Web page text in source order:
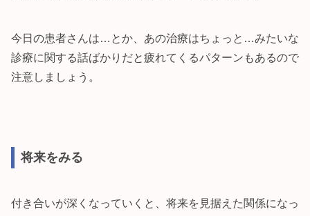
今日の患者さんは…とか、あの治療はちょっと…みたいな
診療に関する話ばかりだと疲れてくるパターンもあるので
注意しましょう。
将来をみる
付き合いが深くなっていくと、将来を見据えた関係になっ